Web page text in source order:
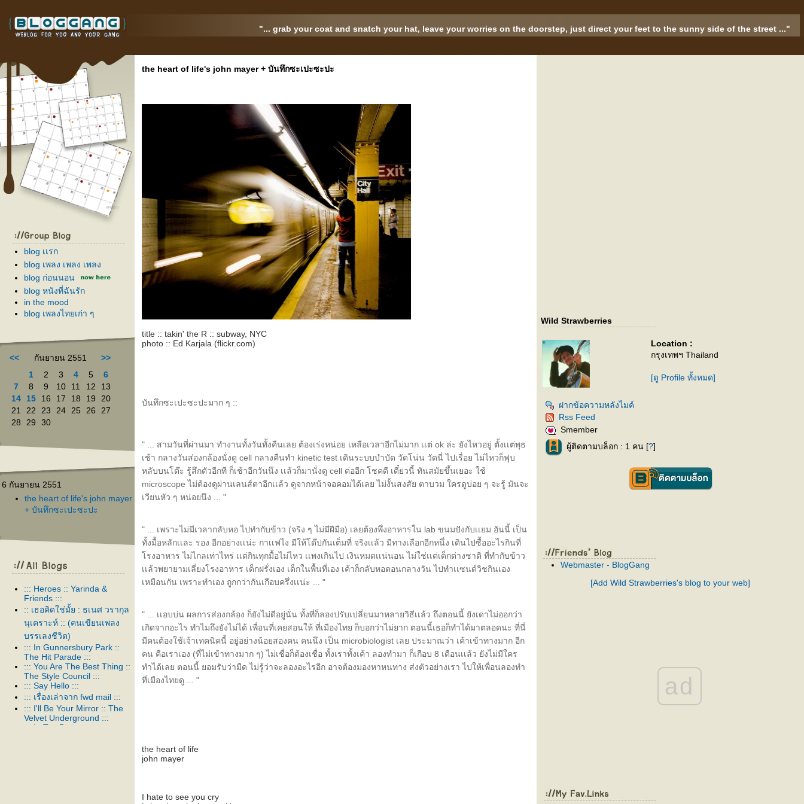
"... grab your coat and snatch your hat, leave your worries on the doorstep, just direct your feet to the sunny side of the street ..."
blog เเรก
blog เพลง เพลง เพลง
blog ก่อนนอน
blog หนังที่ฉันรัก
in the mood
blog เพลงไทยเก่า ๆ
<< กันยายน 2551
>>
1
2 3 4 5
6
7
8 9 10 11 12
13
14
15 16 17 18 19
20
21
22 23 24 25 26
27
28
29 30
6 กันยายน 2551
the heart of life's john mayer
+ บันทึกซะเปะซะปะ
::: Heroes :: Yarinda &
Friends :::
:: เธอคิดใช่มั้ย : ธเนศ วรากุล
นุเคราะห์ :: (คนเขียนเพลง
บรรเลงชีวิต)
::: In Gunnersbury Park ::
The Hit Parade :::
::: You Are The Best Thing ::
The Style Council :::
::: Say Hello :::
::: เรื่องเล่าจาก fwd mail :::
::: I'll Be Your Mirror :: The
Velvet Underground :::
::: In Too Deep :::
the heart of life's john mayer + บันทึกซะเปะซะปะ
title :: takin' the R :: subway, NYC
photo :: Ed Karjala (flickr.com)
บันทึกซะเปะซะปะมาก ๆ ::
" ... สามวันที่ผ่านมา ทำงานทั้งวันทั้งคืนเลย ต้องเร่งหน่อย เหลือเวลาอีกไม่มาก เเต่ ok ล่ะ ยังไหวอยู่ ตั้งเเต่พุธ
เช้า กลางวันส่องกล้องนั่งดู cell กลางคืนทำ kinetic test เดินระบบบำบัด วัดโน่น วัดนี่ ไปเรื่อย ไม่ไหวก็ฟุบ
หลับบนโต๊ะ รู้สึกตัวอีกที ก็เช้าอีกวันนึง เเล้วก็มานั่งดู cell ต่ออีก โชคดี เดี๋ยวนี้ ทันสมัยขึ้นเยอะ ใช้
microscope ไม่ต้องดูผ่านเลนส์ตาอีกเเล้ว ดูจากหน้าจอคอมได้เลย ไม่งั้นสงสัย ตาบวม ใครดูบ่อย ๆ จะรู้ มันจะ
เวียนหัว ๆ หน่อยนึง ... "
" ... เพราะไม่มีเวลากลับหอ ไปทำกับข้าว (จริง ๆ ไม่มีฝีมือ) เลยต้องพึ่งอาหารใน lab ขนมปังกับเเยม อันนี้ เป็น
ทั้งมื้อหลักเเละ รอง อีกอย่างเเน่ะ กาเเฟไง มีให้โด๊ปกันเต็มที่ จริงเเล้ว มีทางเลือกอีกหนึ่ง เดินไปซื้ออะไรกินที่
รงอาหาร ไม่ไกลเท่าไหร่ เเต่กินทุกมื้อไม่ไหว เเพงเกินไป เงินหมดเเน่นอน ไม่ใช่เเต่เด็กต่างชาติ ที่ทำกับข้าว
เเล้วพยายามเลี่ยงโรงอาหาร เด็กฝรั่งเอง เด็กในพื้นที่เอง เค้าก็กลับหอตอนกลางวัน ไปทำเเซนด์วิชกินเอง
เหมือนกัน เพราะทำเอง ถูกกว่ากันเกือบครึ่งเเน่ะ ... "
" ... เเอบบ่น ผลการส่องกล้อง ก็ยังไม่ดีอยู่นั่น ทั้งที่ก็ลองปรับเปลี่ยนมาหลายวิธีเเล้ว ถึงตอนนี้ ยังเดาไม่ออกว่า
เกิดจากอะไร ทำไมถึงยังไม่ได้ เพื่อนที่เคยสอนให้ ที่เมืองไทย ก็บอกว่าไม่ยาก ตอนนี้เธอก็ทำได้มาตลอดนะ ที่นี่
มีคนต้องใช้เจ้าเทคนิคนี้ อยู่อย่างน้อยสองคน คนนึง เป็น microbiologist เลย ประมาณว่า เค้าเข้าทางมาก อีก
คน คือเราเอง (ที่ไม่เข้าทางมาก ๆ) ไม่เชื่อก็ต้องเชื่อ ทั้งเราทั้งเค้า ลองทำมา ก็เกือบ 8 เดือนเเล้ว ยังไม่มีใคร
ทำได้เลย ตอนนี้ ยอมรับว่ามืด ไม่รู้ว่าจะลองอะไรอีก อาจต้องมองหาหนทาง ส่งตัวอย่างเรา ไปให้เพื่อนลองทำ
ที่เมืองไทยดู ... "
the heart of life
john mayer
I hate to see you cry
Wild Strawberries
Location :
กรุงเทพฯ Thailand
[ดู Profile ทั้งหมด]
ฝากข้อความหลังไมค์
Rss Feed
Smember
ผู้ติดตามบล็อก : 1 คน [?]
Webmaster - BlogGang
[Add Wild Strawberries's blog to your web]
ad